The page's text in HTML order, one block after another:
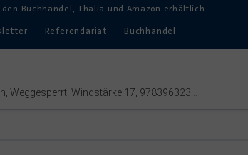
Buchhandel, Thalia und Amazon erhältlich.
Referendariat Buchhandel